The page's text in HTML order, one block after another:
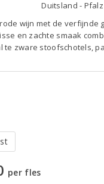
Duitsland - Pfalz
wijn met de verfijnde
en zachte smaak
te zware stoofschotels,
per fles